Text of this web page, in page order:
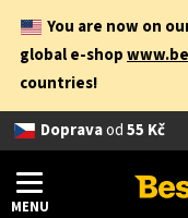
You are now on
global e-shop
countries!
Dopravaod55 Kč
MENU